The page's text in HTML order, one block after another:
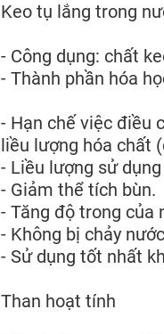
Keo tụ lắng trong
- Công dụng: chất
- Thành phần hóa
- Hạn chế việc điều
liều lượng hóa chất
- Liều lượng sử
- Giảm thể tích bùn.
- Tăng độ trong của
- Không bị chảy
- Sử dụng tốt nhất
Than hoạt tính